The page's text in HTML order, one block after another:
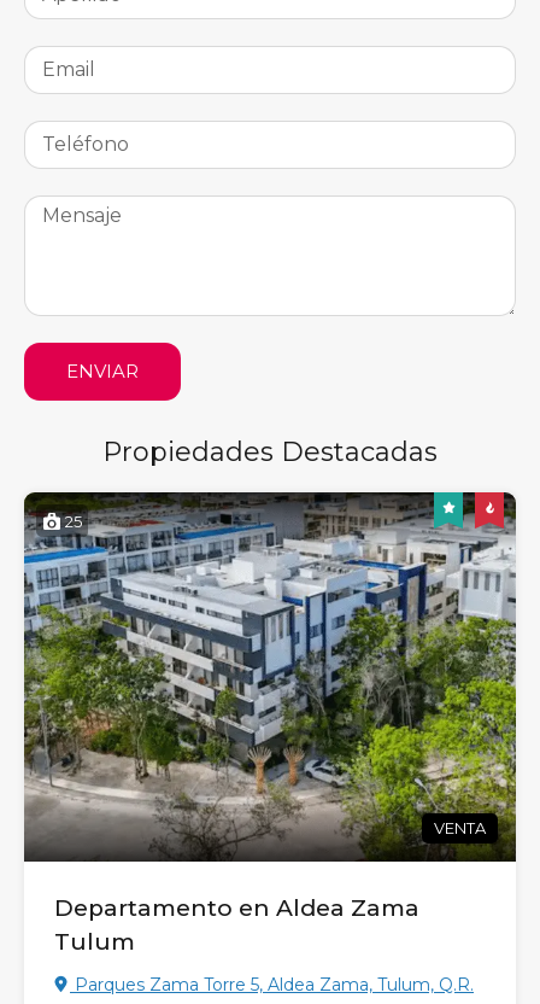
ENVIAR
Propiedades Destacadas
25
VENTA
Departamento en Aldea Zama
Tulum
Parques Zama Torre 5, Aldea Zama, Tulum, Q.R.